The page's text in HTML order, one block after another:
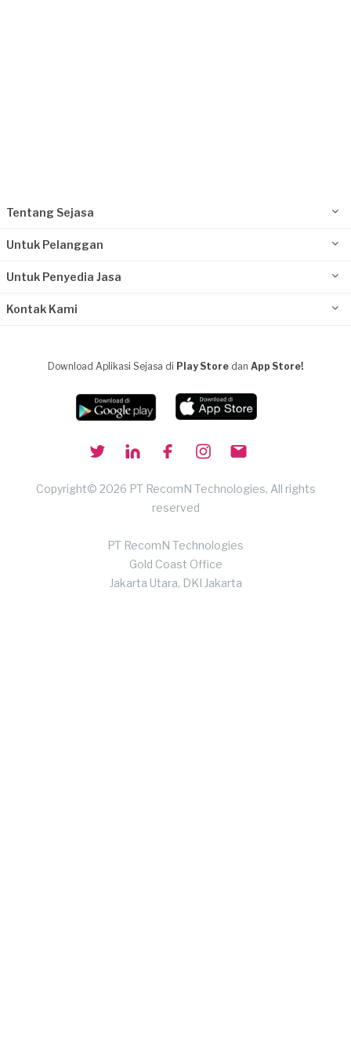
Tentang Sejasa
Untuk Pelanggan
Untuk Penyedia Jasa
Kontak Kami
Download Aplikasi Sejasa di Play Store dan App Store!
Copyright© 2026 PT RecomN Technologies, All rights
reserved
PT RecomN Technologies
Gold Coast Office
Jakarta Utara, DKI Jakarta